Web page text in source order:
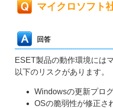
マイクロソフト
回答
ESET製品の動作環境には
以下のリスクがあります。
Windowsの更新プロ
OSの脆弱性が修正さ